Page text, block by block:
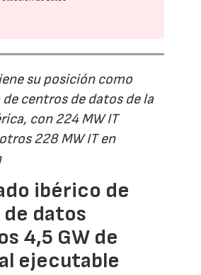
su posición como
centros de datos de la
con 224 MW IT
228 MW IT en
ibérico de
datos
4,5 GW de
ejecutable